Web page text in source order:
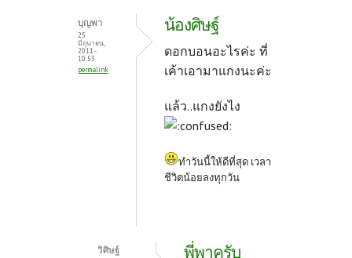
บุญพา
25
มิถุนายน,
2011 -
10:53
permalink
น้องศิษฐ์
ดอกบอนอะไรค่ะ ที่
เค้าเอามาแกงนะค่ะ
แล้ว..แกงยังไง
ทำวันนี้ให้ดีที่สุด เวลา
ชีวิตน้อยลงทุกวัน
วิศิษฐ์ พี่พาครับ